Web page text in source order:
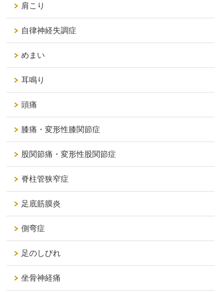
肩こり
自律神経失調症
めまい
耳鳴り
頭痛
膝痛・変形性膝関節症
股関節痛・変形性股関節症
脊柱管狭窄症
足底筋膜炎
側弯症
足のしびれ
坐骨神経痛